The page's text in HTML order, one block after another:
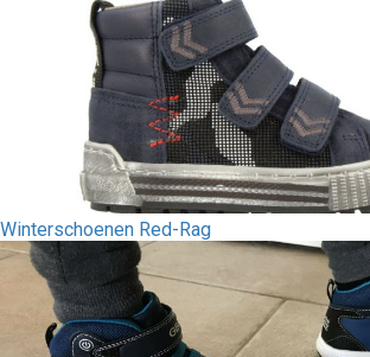
Winterschoenen Red-Rag